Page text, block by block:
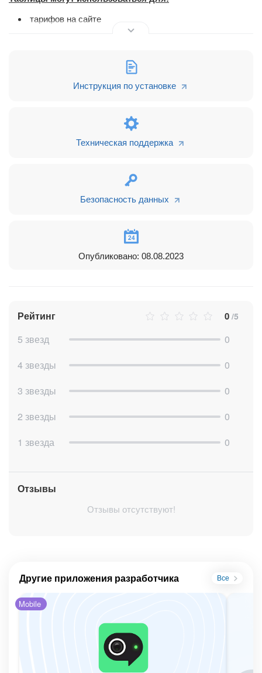
тарифов на сайте
описания характеристик и преимуществ товаров и
расписания занятий
Инструкция по установке
Техническая поддержка
Безопасность данных
Опубликовано: 08.08.2023
Рейтинг 0 /5
5 звезд
0
4 звезды
0
3 звезды
0
2 звезды
0
1 звезда
0
Отзывы
Отзывы отсутствуют!
Другие приложения разработчика Все
Mobile